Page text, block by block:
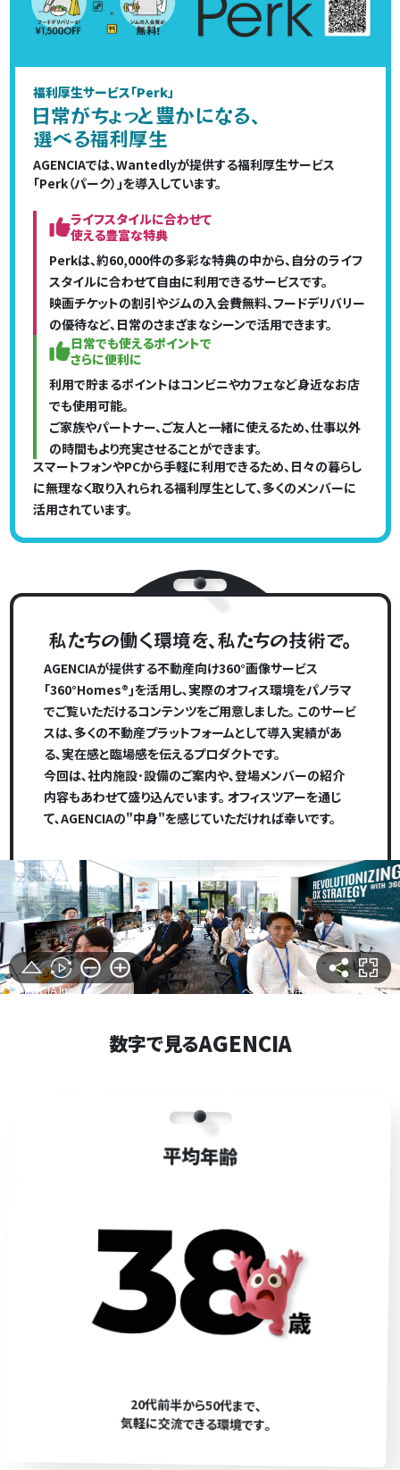
福利厚生サービス｢Perk｣
日常がちょっと豊かになる、
選べる福利厚生
AGENCIAでは、Wantedlyが提供する福利厚生サービス
｢Perk（パーク）｣を導入しています。
ライフスタイルに合わせて
使える豊富な特典
Perkは、約60,000件の多彩な特典の中から、自分のライフ
スタイルに合わせて自由に利用できるサービスです。
映画チケットの割引やジムの入会費無料、フードデリバリー
の優待など、日常のさまざまなシーンで活用できます。
日常でも使えるポイントで
さらに便利に
利用で貯まるポイントはコンビニやカフェなど身近なお店
でも使用可能｡
ご家族やパートナー、ご友人と一緒に使えるため、仕事以外
の時間もより充実させることができます。
スマートフォンやPCから手軽に利用できるため、日々の暮らし
に無理なく取り入れられる福利厚生として、多くのメンバーに
活用されています。
私たちの働く環境を､私たちの技術で｡
AGENCIAが提供する不動産向け360°画像サービス
｢360°Homes®｣を活用し､実際のオフィス環境をパノラマ
でご覧いただけるコンテンツをご用意しました。 このサービ
スは､多くの不動産プラットフォームとして導入実績があ
る､実在感と臨場感を伝えるプロダクトです。
今回は､社内施設･設備のご案内や､登場メンバーの紹介
内容もあわせて盛り込んでいます。 オフィスツアーを通じ
て､AGENCIAの"中身"を感じていただければ幸いです。
数字で見るAGENCIA
平均年齢
20代前半から50代まで､
気軽に交流できる環境です｡